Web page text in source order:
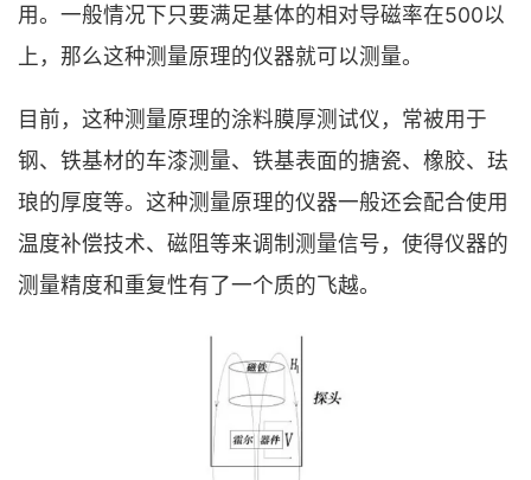
用。一般情况下只要满足基体的相对导磁率在500以
上，那么这种测量原理的仪器就可以测量。
目前，这种测量原理的涂料膜厚测试仪，常被用于
钢、铁基材的车漆测量、铁基表面的搪瓷、橡胶、珐
琅的厚度等。这种测量原理的仪器一般还会配合使用
温度补偿技术、磁阻等来调制测量信号，使得仪器的
测量精度和重复性有了一个质的飞越。